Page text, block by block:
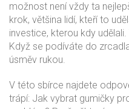
možnost není vždy ta
krok, většina lidí, kteří to
investice, kterou kdy
Když se podíváte do
úsměv rukou.
V této sbírce najdete
trápí: Jak vybrat gumičky